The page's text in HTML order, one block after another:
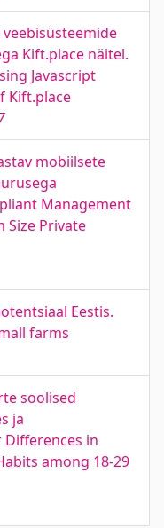
Kift.place näitel.
Javascript
Kift.place
mobiilsete
Management
Size Private
Eestis.
farms
soolised
ja
in
among 18-29